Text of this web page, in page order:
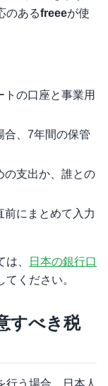
のあるfreeeが使
トの口座と事業用
合、7年間の保管
の支出か、誰との
前にまとめて入力
、
日本の銀行口
てください。
すべき税
行う場合、日本人